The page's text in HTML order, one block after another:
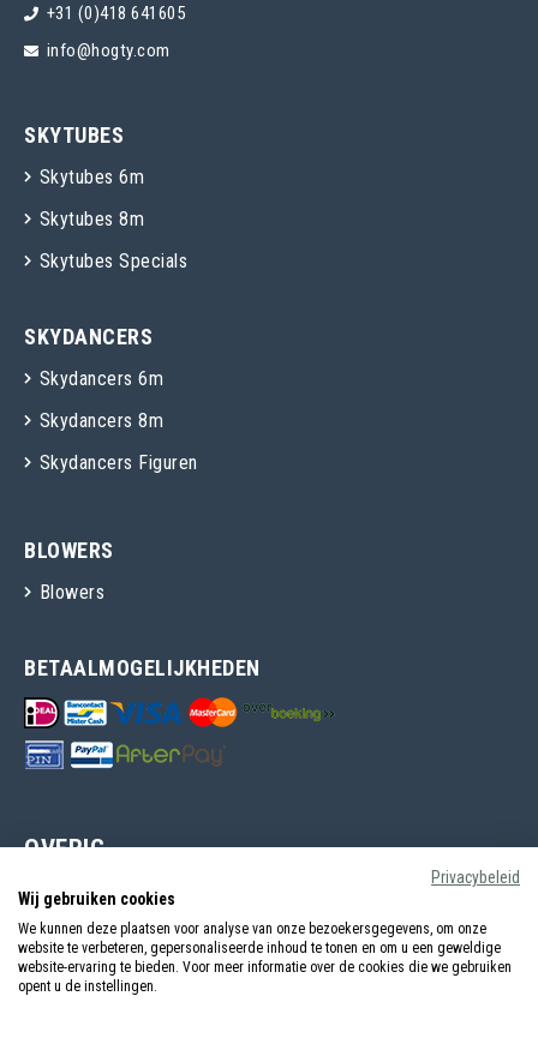
+31 (0)418 641605
info@hogty.com
SKYTUBES
Skytubes 6m
Skytubes 8m
Skytubes Specials
SKYDANCERS
Skydancers 6m
Skydancers 8m
Skydancers Figuren
BLOWERS
Blowers
BETAALMOGELIJKHEDEN
OVERIG
Over Hogty
Ruilen & Retouneren
Levertijden & Verzendingen
Garantie & Klachten
Privacybeleid
Wij gebruiken cookies
We kunnen deze plaatsen voor analyse van onze bezoekersgegevens, om onze
website te verbeteren, gepersonaliseerde inhoud te tonen en om u een geweldige
website-ervaring te bieden. Voor meer informatie over de cookies die we gebruiken
opent u de instellingen.